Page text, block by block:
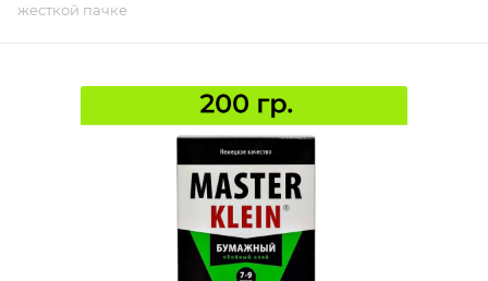
жесткой пачке